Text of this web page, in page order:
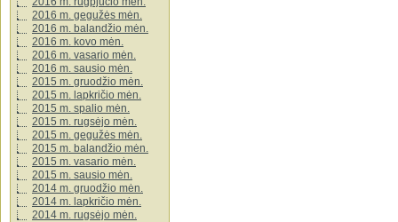
2016 m. gegužės mėn.
2016 m. balandžio mėn.
2016 m. kovo mėn.
2016 m. vasario mėn.
2016 m. sausio mėn.
2015 m. gruodžio mėn.
2015 m. lapkričio mėn.
2015 m. spalio mėn.
2015 m. rugsėjo mėn.
2015 m. gegužės mėn.
2015 m. balandžio mėn.
2015 m. vasario mėn.
2015 m. sausio mėn.
2014 m. gruodžio mėn.
2014 m. lapkričio mėn.
2014 m. rugsėjo mėn.